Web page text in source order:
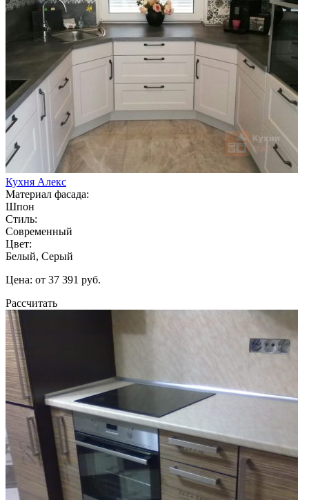
Кухня Алекс
Материал фасада:
Шпон
Стиль:
Современный
Цвет:
Белый, Серый
Цена: от 37 391 руб.
Рассчитать